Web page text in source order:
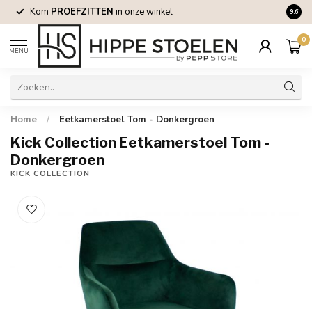
Kom PROEFZITTEN in onze winkel 200+
9.6
MENU
0
Home / Eetkamerstoel Tom - Donkergroen
Kick Collection Eetkamerstoel Tom -
Donkergroen
KICK COLLECTION